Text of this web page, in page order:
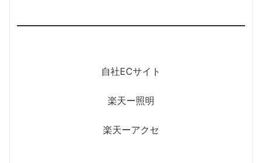
自社ECサイト
楽天ー照明
楽天ーアクセ